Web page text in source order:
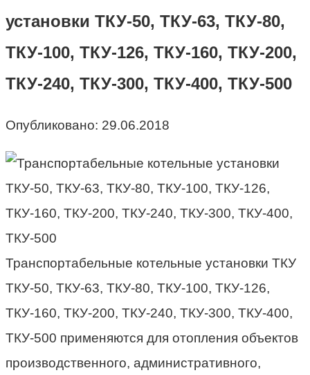
установки ТКУ-50, ТКУ-63, ТКУ-80,
ТКУ-100, ТКУ-126, ТКУ-160, ТКУ-200,
ТКУ-240, ТКУ-300, ТКУ-400, ТКУ-500
Опубликовано: 29.06.2018
Транспортабельные котельные установки ТКУ
ТКУ-50, ТКУ-63, ТКУ-80, ТКУ-100, ТКУ-126,
ТКУ-160, ТКУ-200, ТКУ-240, ТКУ-300, ТКУ-400,
ТКУ-500 применяются для отопления объектов
производственного, административного,